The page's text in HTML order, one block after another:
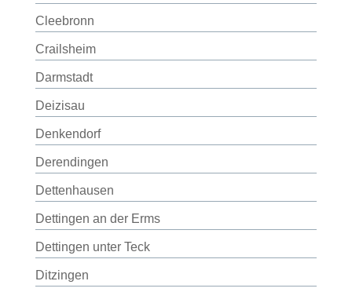
Cleebronn
Crailsheim
Darmstadt
Deizisau
Denkendorf
Derendingen
Dettenhausen
Dettingen an der Erms
Dettingen unter Teck
Ditzingen